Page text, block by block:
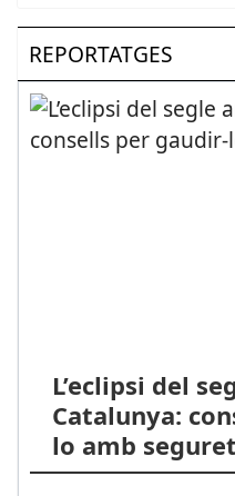
REPORTATGES
L’eclipsi del
Catalunya:
lo amb